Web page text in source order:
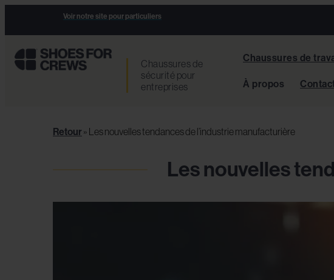
Voir notre site pour particuliers
Chaussures de
sécurité pour
entreprises
Chaussures de
À propos
Retour » Les nouvelles tendances de l’industrie manufacturière
Les nouvelles